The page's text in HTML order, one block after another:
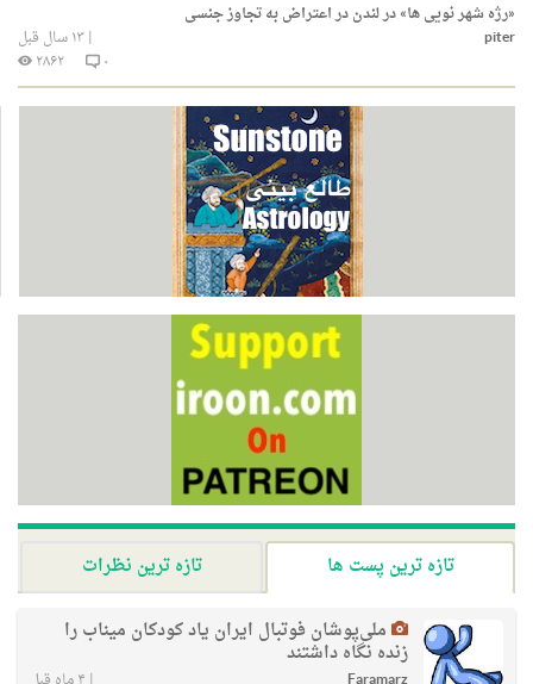
«رژه شهر نویی ها» در لندن در اعتراض به تجاوز جنسی
piter
۱۳ سال قبل
۲۸۶۲
تازه ترین پست ها
تازه ترین نظرات
ملی‌پوشان فوتبال ایران یاد کودکان میناب را
زنده نگاه داشتند